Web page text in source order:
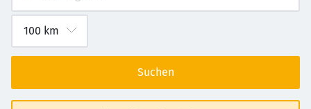
Suchen